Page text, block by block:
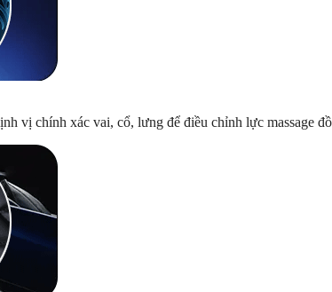
vị chính xác vai, cổ, lưng để điều chỉnh lực massage